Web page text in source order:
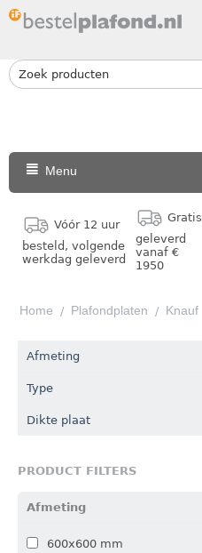
Menu
Vóór 12 uur
besteld, volgende
werkdag geleverd
Gratis
geleverd
vanaf €
1950
Home / Plafondplaten / Knauf
Afmeting
Type
Dikte plaat
PRODUCT FILTERS
Afmeting
600x600 mm